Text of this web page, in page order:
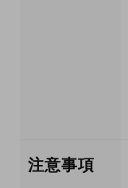
注意事項